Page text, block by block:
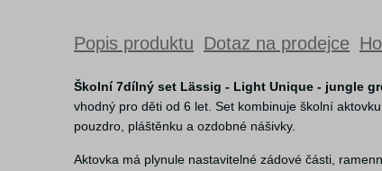
Popis produktu Dotaz na prodejce
Školní 7dílný set Lässig - Light Unique - jungle
vhodný pro děti od 6 let. Set kombinuje školní
pouzdro, pláštěnku a ozdobné nášivky.
Aktovka má plynule nastavitelné zádové části,